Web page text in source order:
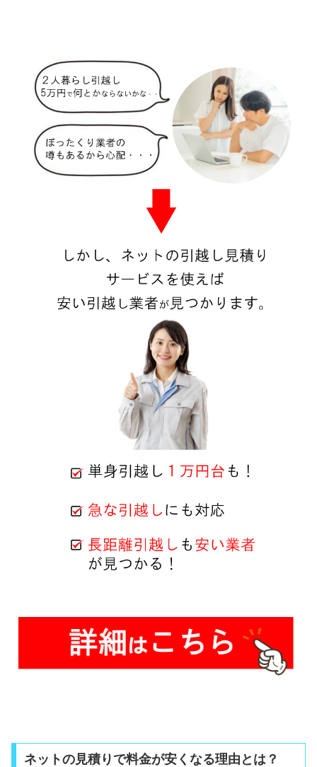
ネットの見積りで料金が安くなる理由とは？